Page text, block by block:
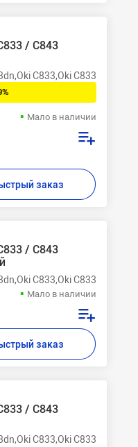
/ C843
C833,Oki C833n,Oki
Мало в наличии
заказ
/ C843
C833,Oki C833n,Oki
Мало в наличии
заказ
/ C843
C833,Oki C833n,Oki